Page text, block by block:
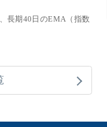
長期40日のEMA（指数